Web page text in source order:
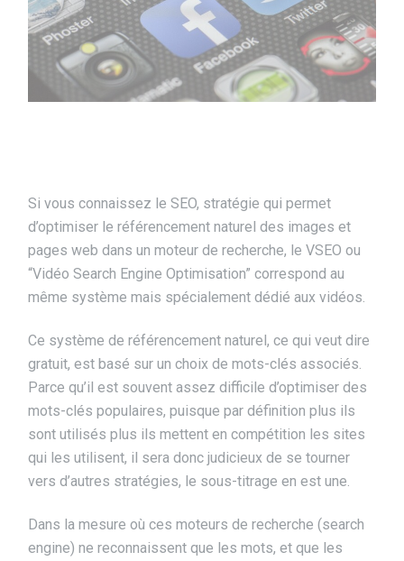
Si vous connaissez le SEO, stratégie qui permet
d’optimiser le référencement naturel des images et
pages web dans un moteur de recherche, le VSEO ou
“Vidéo Search Engine Optimisation” correspond au
même système mais spécialement dédié aux vidéos.
Ce système de référencement naturel, ce qui veut dire
gratuit, est basé sur un choix de mots-clés associés.
Parce qu’il est souvent assez difficile d’optimiser des
mots-clés populaires, puisque par définition plus ils
sont utilisés plus ils mettent en compétition les sites
qui les utilisent, il sera donc judicieux de se tourner
vers d’autres stratégies, le sous-titrage en est une.
Dans la mesure où ces moteurs de recherche (search
engine) ne reconnaissent que les mots, et que les